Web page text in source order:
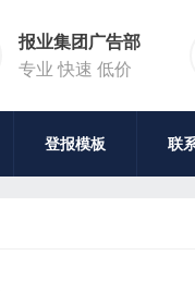
报业集团广告部
专业 快速 低价
登报模板 联